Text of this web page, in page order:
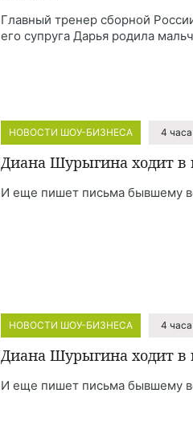
Главный тренер сборной
его супруга Дарья родила
НОВОСТИ ШОУ-БИЗНЕСА 4
Диана Шурыгина ходит в
И еще пишет письма бывшему
НОВОСТИ ШОУ-БИЗНЕСА 4
Диана Шурыгина ходит в
И еще пишет письма бывшему